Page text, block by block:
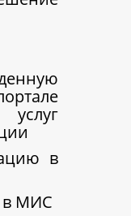
услуг
в
в МИС